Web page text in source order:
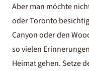
Aber man möchte
oder Toronto
Canyon oder den
so vielen
Heimat gehen. Setze